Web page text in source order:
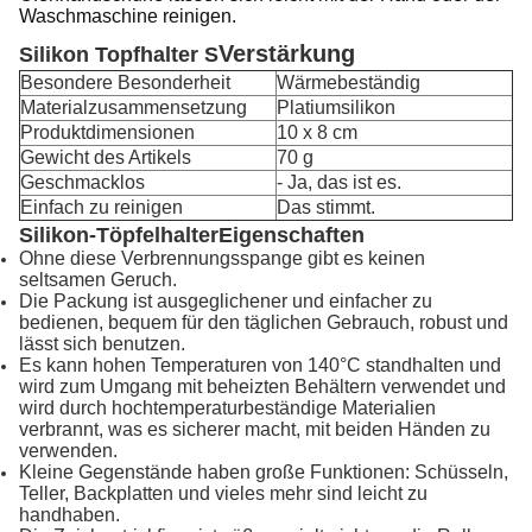
Waschmaschine reinigen.
Silikon Topfhalter SVerstärkung
Besondere Besonderheit
Wärmebeständig
Materialzusammensetzung
Platiumsilikon
Produktdimensionen
10 x 8 cm
Gewicht des Artikels
70 g
Geschmacklos
- Ja, das ist es.
Einfach zu reinigen
Das stimmt.
Silikon-TöpfelhalterEigenschaften
Ohne diese Verbrennungsspange gibt es keinen
seltsamen Geruch.
Die Packung ist ausgeglichener und einfacher zu
bedienen, bequem für den täglichen Gebrauch, robust und
lässt sich benutzen.
Es kann hohen Temperaturen von 140°C standhalten und
wird zum Umgang mit beheizten Behältern verwendet und
wird durch hochtemperaturbeständige Materialien
verbrannt, was es sicherer macht, mit beiden Händen zu
verwenden.
Kleine Gegenstände haben große Funktionen: Schüsseln,
Teller, Backplatten und vieles mehr sind leicht zu
handhaben.